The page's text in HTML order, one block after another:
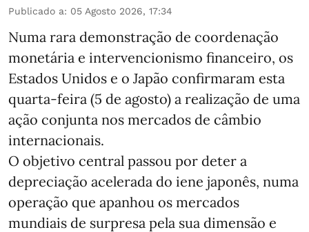
Publicado a: 05 Agosto 2026, 17:34
Numa rara demonstração de coordenação
monetária e intervencionismo financeiro, os
Estados Unidos e o Japão confirmaram esta
quarta-feira (5 de agosto) a realização de uma
ação conjunta nos mercados de câmbio
internacionais.
O objetivo central passou por deter a
depreciação acelerada do iene japonês, numa
operação que apanhou os mercados
mundiais de surpresa pela sua dimensão e